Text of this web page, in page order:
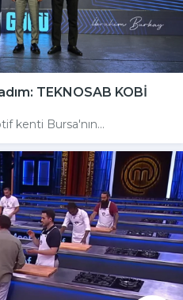
TEKNOSAB KOBİ
kenti Bursa'nın...